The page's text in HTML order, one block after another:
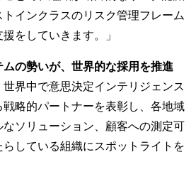
インクラスのリスク管理フレーム
をしていきます。」
の勢いが、世界的な採用を推進
界中で意思決定インテリジェンス
略的パートナーを表彰し、各地域
ソリューション、顧客への測定可
している組織にスポットライトを